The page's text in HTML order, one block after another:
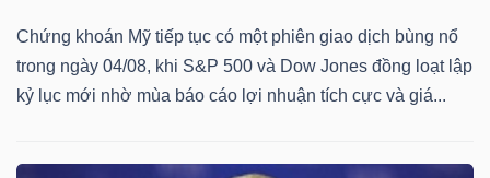
Chứng khoán Mỹ tiếp tục có một phiên giao dịch bùng nổ
trong ngày 04/08, khi S&P 500 và Dow Jones đồng loạt lập
kỷ lục mới nhờ mùa báo cáo lợi nhuận tích cực và giá...
Dữ
tài